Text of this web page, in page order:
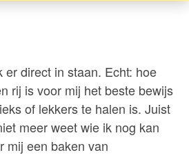
er direct in staan. Echt: hoe
rij is voor mij het beste bewijs
of lekkers te halen is. Juist
meer weet wie ik nog kan
mij een baken van